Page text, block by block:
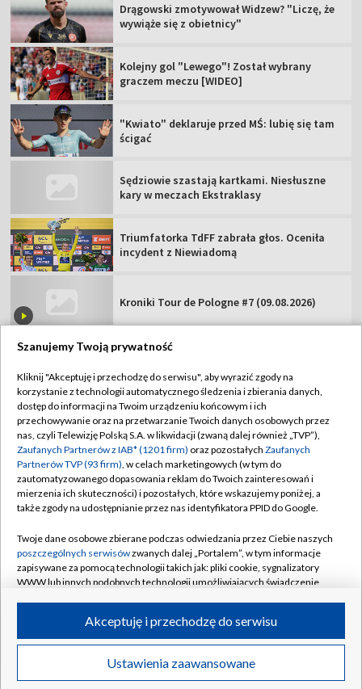
Transmisje Wideo
Drągowski zmotywował Widzew? "Liczę, że
wywiąże się z obietnicy"
Kolejny gol "Lewego"! Został wybrany
graczem meczu [WIDEO]
"Kwiato" deklaruje przed MŚ: lubię się tam
ścigać
Sędziowie szastają kartkami. Niesłuszne
kary w meczach Ekstraklasy
Triumfatorka TdFF zabrała głos. Oceniła
incydent z Niewiadomą
Kroniki Tour de Pologne #7 (09.08.2026)
TVP
Abonament TVP
Sklep TVP
Biuro Reklamy
Oferta Handlowa
Emisja w TVP
Rada Programowa
Ogłoszenia przetargowe
Akademia Telewizyjna
Centrum informacji TVP
Regulamin TVP
Polityka prywatności
Moje zgody
Biuro reklamy
Kanały
©2026 Telewizja Polska Spółka Akcyjna w likwidacji
Szanujemy Twoją prywatność
Kliknij "Akceptuję i przechodzę do serwisu", aby wyrazić zgody na
korzystanie z technologii automatycznego śledzenia i zbierania danych,
dostęp do informacji na Twoim urządzeniu końcowym i ich
przechowywanie oraz na przetwarzanie Twoich danych osobowych przez
nas, czyli Telewizję Polską S.A. w likwidacji (zwaną dalej również „TVP”),
Zaufanych Partnerów z IAB* (1201 firm) oraz pozostałych Zaufanych
Partnerów TVP (93 firm), w celach marketingowych (w tym do
zautomatyzowanego dopasowania reklam do Twoich zainteresowań i
mierzenia ich skuteczności) i pozostałych, które wskazujemy poniżej, a
także zgody na udostępnianie przez nas identyfikatora PPID do Google.
Twoje dane osobowe zbierane podczas odwiedzania przez Ciebie naszych
poszczególnych serwisówzwanych dalej „Portalem”, w tym informacje
zapisywane za pomocą technologii takich jak: pliki cookie, sygnalizatory
WWW lub innych podobnych technologii umożliwiających świadczenie
ruchu w Internecie.
Twoje dane osobowe zbierane podczas odwiedzania przez Ciebie
poszczególnych serwisówna Portalu, takie jak adresy IP, identyfikatory
Ustawienia zaawansowane
Akceptuję i przechodzę do serwisu